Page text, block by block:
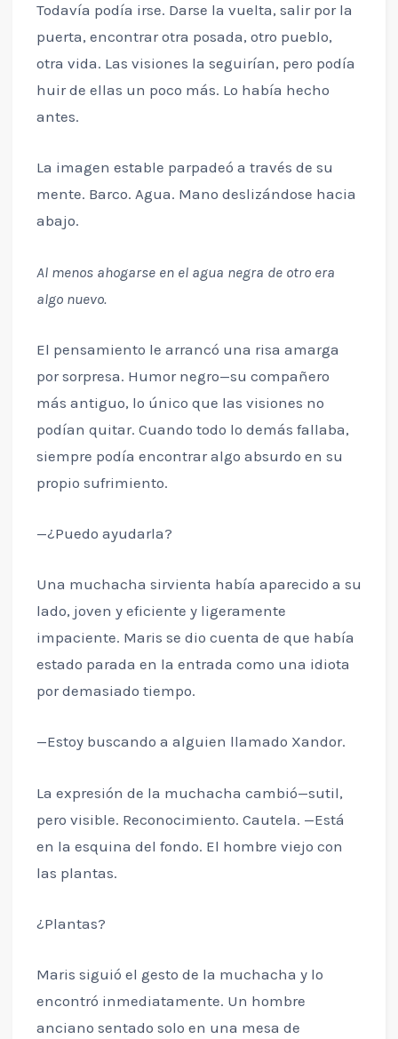
Todavía podía irse. Darse la vuelta, salir por la
puerta, encontrar otra posada, otro pueblo,
otra vida. Las visiones la seguirían, pero podía
huir de ellas un poco más. Lo había hecho
antes.
La imagen estable parpadeó a través de su
mente. Barco. Agua. Mano deslizándose hacia
abajo.
Al menos ahogarse en el agua negra de otro era
algo nuevo.
El pensamiento le arrancó una risa amarga
por sorpresa. Humor negro—su compañero
más antiguo, lo único que las visiones no
podían quitar. Cuando todo lo demás fallaba,
siempre podía encontrar algo absurdo en su
propio sufrimiento.
—¿Puedo ayudarla?
Una muchacha sirvienta había aparecido a su
lado, joven y eficiente y ligeramente
impaciente. Maris se dio cuenta de que había
estado parada en la entrada como una idiota
por demasiado tiempo.
—Estoy buscando a alguien llamado Xandor.
La expresión de la muchacha cambió—sutil,
pero visible. Reconocimiento. Cautela. —Está
en la esquina del fondo. El hombre viejo con
las plantas.
¿Plantas?
Maris siguió el gesto de la muchacha y lo
encontró inmediatamente. Un hombre
anciano sentado solo en una mesa de